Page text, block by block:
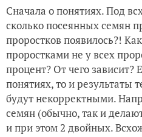
Сначала о понятиях. Под
сколько посеянных семян
проростков появилось?!
проростками не у всех
процент? От чего зависит?
понятиях, то и результаты
будут некорректными.
семян (обычно, так и
и при этом 2 двойных.